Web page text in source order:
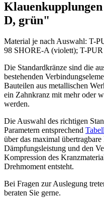
D, grün"
Material je nach Auswahl: T-
98 SHORE-A (violett); T-PUR
Die Standardkränze sind die
bestehenden
Bauteilen aus metallischen
ein Zahnkranz mit mehr oder
werden.
Die Auswahl des richtigen
Parametern entsprechend
über das maximal
Dämpfungsleistung und den
Kompression des
Drehmoment entsteht.
Bei Fragen zur Auslegung
beraten Sie gerne.